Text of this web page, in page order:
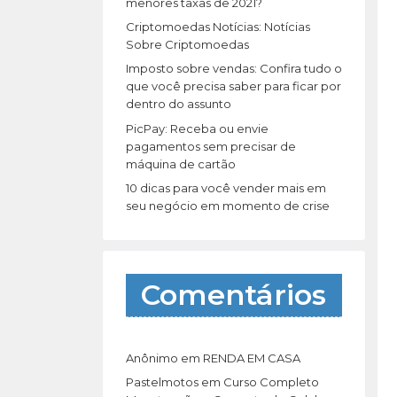
:
Criptomoedas Notícias: Notícias
Sobre Criptomoedas
Imposto sobre vendas: Confira tudo o
que você precisa saber para ficar por
dentro do assunto
PicPay: Receba ou envie
pagamentos sem precisar de
máquina de cartão
10 dicas para você vender mais em
seu negócio em momento de crise
Comentários
Anônimo em RENDA EM CASA
Pastelmotosem Curso Completo